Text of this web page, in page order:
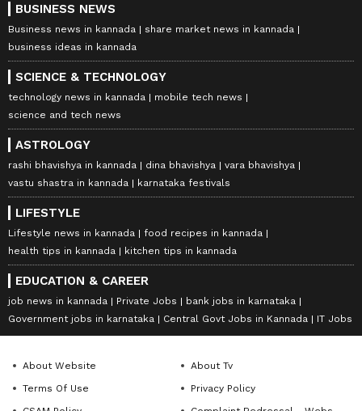
BUSINESS NEWS
Business news in kannada
share market news in kannada
business ideas in kannada
SCIENCE & TECHNOLOGY
technology news in kannada
mobile tech news
science and tech news
ASTROLOGY
rashi bhavishya in kannada dina bhavishya
vara bhavishya
vastu shastra in kannada
karnataka festivals
LIFESTYLE
Lifestyle news in kannada
food recipes in kannada
health tips in kannada
kitchen tips in kannada
EDUCATION & CAREER
job news in kannada Private Jobs
bank jobs in karnataka
Government jobs in karnataka
Central Govt Jobs in Kannada IT Jobs
About Website
About Tv
Terms Of Use
Privacy Policy